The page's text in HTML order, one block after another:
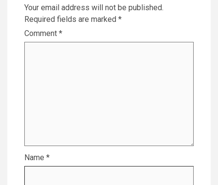
Your email address will not be published.
Required fields are marked *
Comment *
Name *